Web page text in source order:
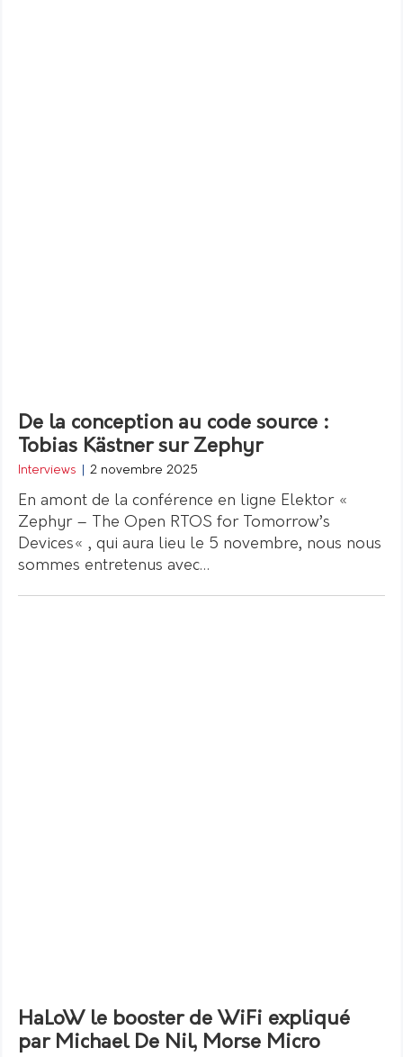
De la conception au code source :
Tobias Kästner sur Zephyr
Interviews 2 novembre 2025
En amont de la conférence en ligne Elektor «
Zephyr – The Open RTOS for Tomorrow’s
Devices« , qui aura lieu le 5 novembre, nous nous
sommes entretenus avec…
HaLoW le booster de WiFi expliqué
par Michael De Nil, Morse Micro